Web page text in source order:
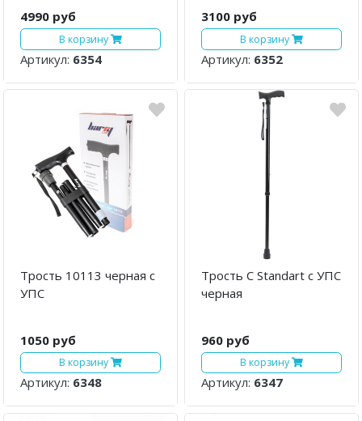
4990 руб
В корзину
Артикул: 6354
3100 руб
В корзину
Артикул: 6352
Трость 10113 черная с
УПС
1050 руб
В корзину
Артикул: 6348
Трость C Standart с УПС
черная
960 руб
В корзину
Артикул: 6347